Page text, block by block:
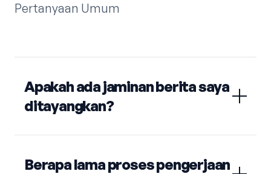
Pertanyaan Umum
Apakah ada jaminan berita saya
ditayangkan?
Berapa lama proses pengerjaan